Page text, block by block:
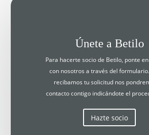
Únete a Betilo
Para hacerte socio de Betilo, ponte
con nosotros a través del
recibamos tu solicitud nos
contacto contigo indicándote el
Hazte socio